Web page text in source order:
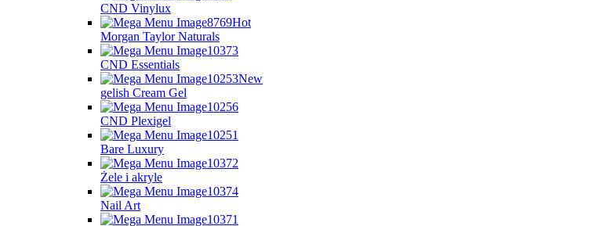
CND Vinylux
Hot
Morgan Taylor Naturals
CND Essentials
New
gelish Cream Gel
CND Plexigel
Bare Luxury
Żele i akryle
Nail Art